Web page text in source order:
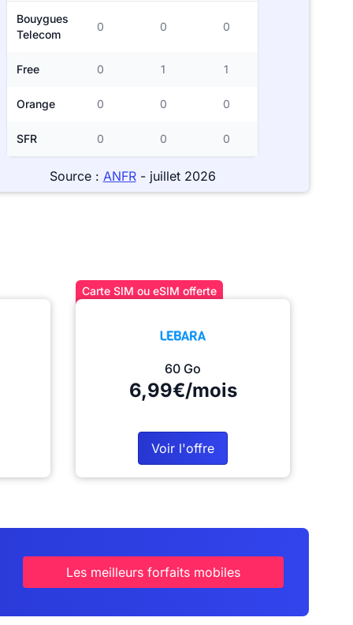
Bouygues
Telecom
0 0 0
Free 0 1 1
Orange 0 0 0
SFR 0 0 0
Source : ANFR- juillet 2026
Carte SIM ou eSIM offerte
60 Go
6,99€/mois
Voir l'offre
Les meilleurs forfaits mobiles